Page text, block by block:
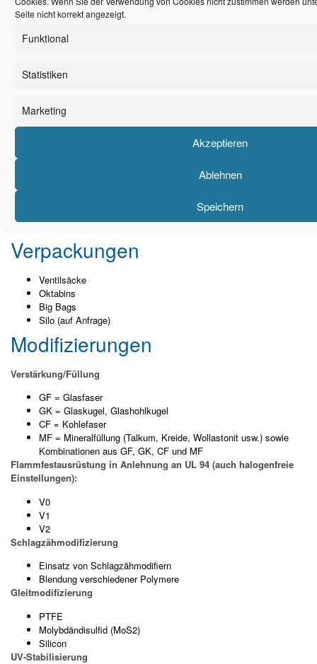
Seite nicht korrekt angezeigt.
Funktional
Statistiken
Marketing
Akzeptieren
Ablehnen
Speichern
NT-Ware (Offspec)
Industriequalität (IQ)
Darbietungsformen
Pulver/Gries
Verpackungen
Ventilsäcke
Oktabins
Big Bags
Silo (auf Anfrage)
Modifizierungen
Verstärkung/Füllung
GF = Glasfaser
GK = Glaskugel, Glashohlkugel
CF = Kohlefaser
MF = Mineralfüllung (Talkum, Kreide, Wollastonit usw.) sowie
Kombinationen aus GF, GK, CF und MF
Flammfestausrüstung in Anlehnung an UL 94 (auch halogenfreie
Einstellungen):
V0
V1
V2
Schlagzähmodifizierung
Einsatz von Schlagzähmodifiern
Blendung verschiedener Polymere
Gleitmodifizierung
PTFE
Molybdändisulfid (MoS2)
Silicon
UV-Stabilisierung